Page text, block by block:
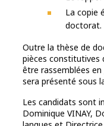
La copie
doctorat.
Outre la thèse de
pièces constitutives
être rassemblées en
sera présenté sous
Les candidats sont
Dominique VINAY,